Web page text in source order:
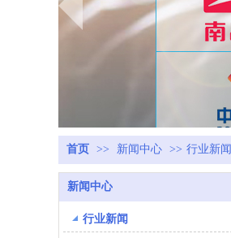
首页 >> 新闻中心 >> 行业新闻
新闻中心
行业新闻